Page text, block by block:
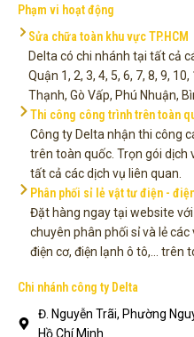
Phạm vi hoạt động
Sửa chữa toàn khu vực TP.HCM
Delta có chi nhánh tại tất cả
Quận 1, 2, 3, 4, 5, 6, 7, 8, 9,
Thạnh, Gò Vấp, Phú Nhuận,
Thi công công trình trên toàn
Công ty Delta nhận thi công
trên toàn quốc. Trọn gói dịch
tất cả các dịch vụ liên quan.
Phân phối sỉ lẻ vật tư điện -
Đặt hàng ngay tại website
chuyên phân phối sỉ và lẻ
điện cơ, điện lạnh ô tô,... trên
Chi nhánh công ty Delta
Đ. Nguyễn Trãi, Phường
Hồ Chí Minh